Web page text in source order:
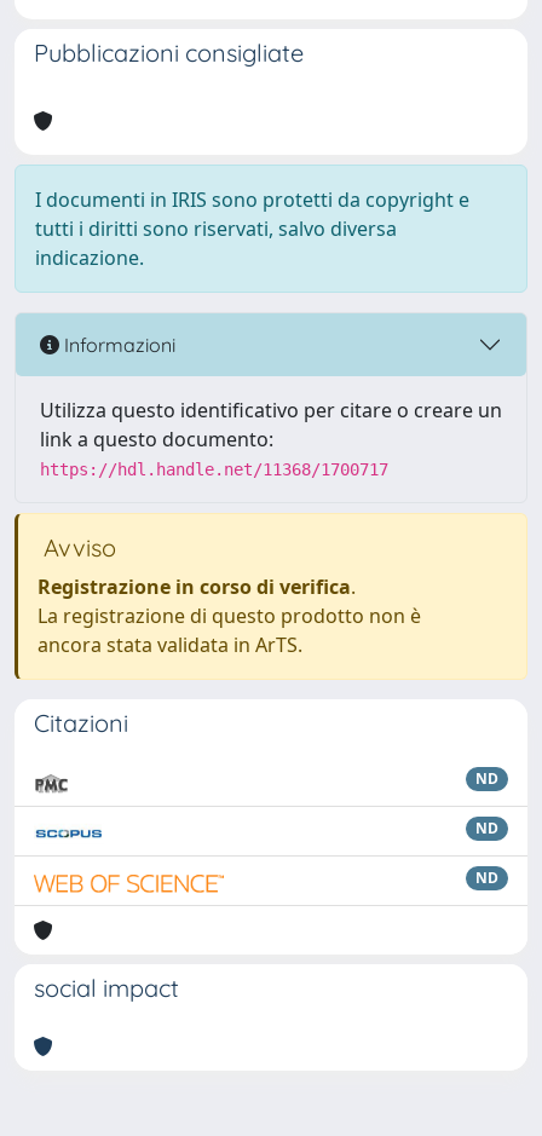
Pubblicazioni consigliate
I documenti in IRIS sono protetti da copyright e
tutti i diritti sono riservati, salvo diversa
indicazione.
Informazioni
Utilizza questo identificativo per citare o creare un
link a questo documento:
https://hdl.handle.net/11368/1700717
Avviso
Registrazione in corso di verifica.
La registrazione di questo prodotto non è
ancora stata validata in ArTS.
Citazioni
ND
ND
ND
social impact